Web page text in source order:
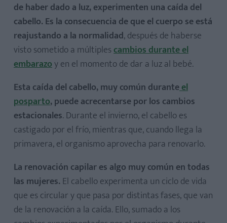
Vitamina A
Vitamina B
Vitamina E
Biotina
Hierro
Cobre
Zinc
de haber dado a luz, experimenten una caída del
cabello. Es la consecuencia de que el cuerpo se está
reajustando a la normalidad, después de haberse
visto sometido a múltiplescambios durante el
embarazoy en el momento de dar a luz al bebé.
Esta caída del cabello, muy común duranteel
posparto, puede acrecentarse por los cambios
estacionales. Durante el invierno, el cabello es
castigado por el frío, mientras que, cuando llega la
primavera, el organismo aprovecha para renovarlo.
La renovación capilar es algo muy común en todas
las mujeres. El cabello experimenta un ciclo de vida
que es circular y que pasa por distintas fases, que van
de la renovación a la caída. Ello, sumado a los